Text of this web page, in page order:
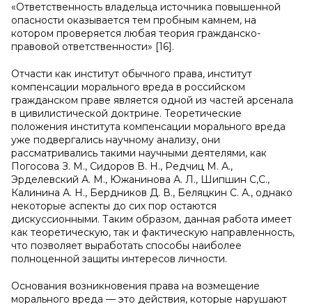
«Ответственность владельца источника повышенной
опасности оказывается тем пробным камнем, на
котором проверяется любая теория гражданско-
правовой ответственности» [16].
Отчасти как институт обычного права, институт
компенсации морального вреда в российском
гражданском праве является одной из частей арсенала
в цивилистической доктрине. Теоретические
положения института компенсации морального вреда
уже подвергались научному анализу, они
рассматривались такими научными деятелями, как
Погосова З. М., Сидоров В. Н., Редчиц М. А.,
Эрделевский А. М., Южанинова А. Л., Шипшин С,С.,
Калинина А. Н., Бердников Д. В., Беляцкин С. А., однако
некоторые аспекты до сих пор остаются
дискуссионными. Таким образом, данная работа имеет
как теоретическую, так и фактическую направленность,
что позволяет выработать способы наиболее
полноценной защиты интересов личности.
Основания возникновения права на возмещение
морального вреда — это действия, которые нарушают